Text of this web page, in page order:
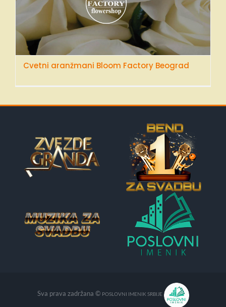
Cvetni aranžmani Bloom Factory Beograd
Sva prava zadržana © POSLOVNI IMENIK SRBIJE